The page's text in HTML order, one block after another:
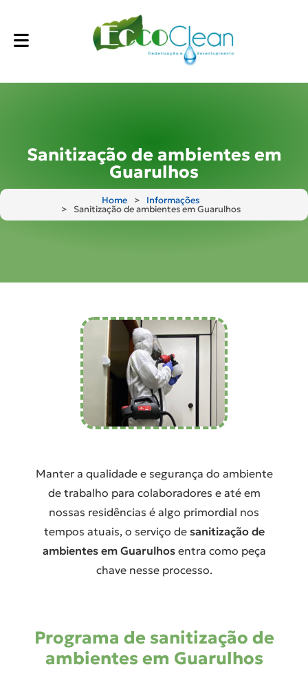
Sanitização de ambientes em
Guarulhos
Home Informações
Sanitização de ambientes em Guarulhos
Manter a qualidade e segurança do ambiente
de trabalho para colaboradores e até em
nossas residências é algo primordial nos
tempos atuais, o serviço de sanitização de
ambientes em Guarulhosentra como peça
chave nesse processo.
Programa de sanitização de
ambientes em Guarulhos